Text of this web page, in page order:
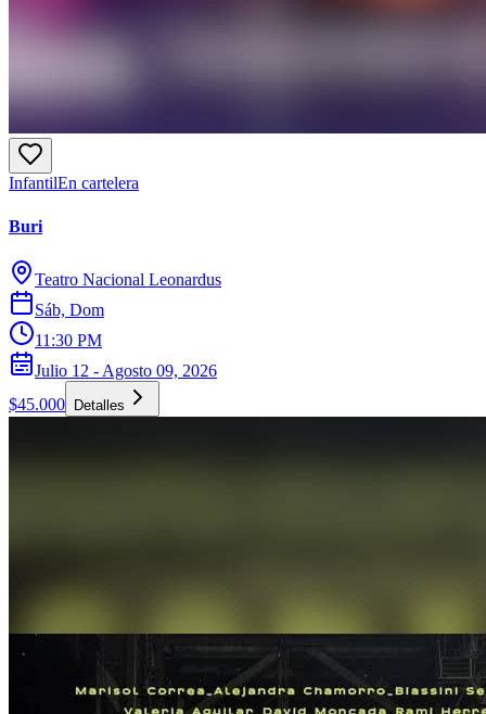
InfantilEn cartelera
Buri
Teatro Nacional Leonardus
Sáb, Dom
11:30 PM
Julio 12 - Agosto 09, 2026
$45.000
Detalles